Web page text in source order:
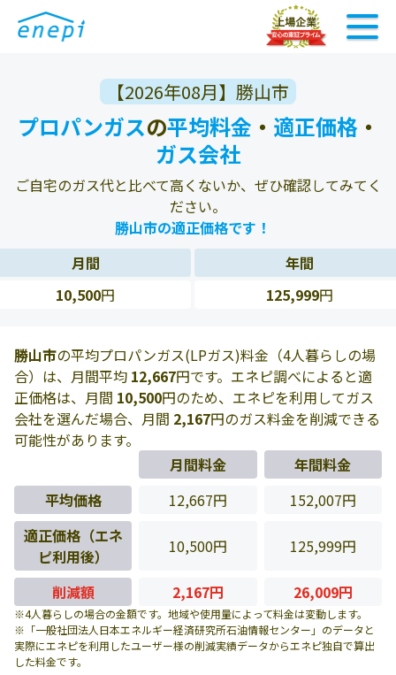
【2026年08月】勝山市
プロパンガスの平均料金 ・ 適正価格 ・
ガス会社
ご自宅のガス代と比べて高くないか、ぜひ確認してみてく
ださい。
勝山市の適正価格です！
月間
年間
10,500円 125,999円
勝山市の平均プロパンガス(LPガス)料金（4人暮らしの場
合）は、月間平均 12,667円です。エネピ調べによると適
正価格は、月間 10,500円のため、エネピを利用してガス
会社を選んだ場合、月間 2,167円のガス料金を削減できる
可能性があります。
月間料金
年間料金
平均価格
12,667円
152,007円
適正価格（エネ
ピ利用後）
10,500円 125,999円
削減額 2,167円 26,009円
※4人暮らしの場合の金額です。地域や使用量によって料金は変動します。
※「一般社団法人日本エネルギー経済研究所石油情報センター」のデータと
実際にエネピを利用したユーザー様の削減実績データからエネピ独自で算出
した料金です。